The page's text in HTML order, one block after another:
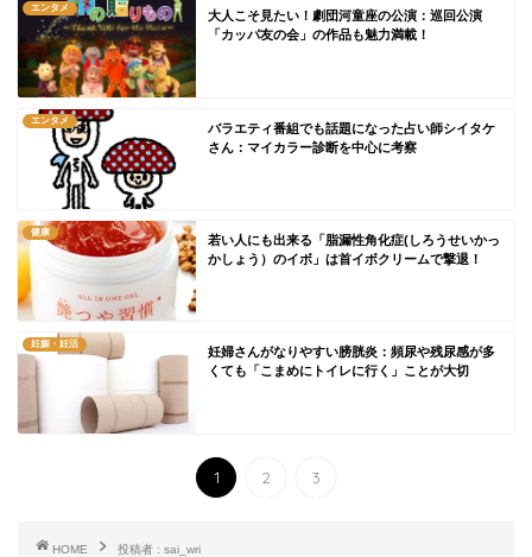
エンタメ
大人こそ見たい！劇団河童座の公演：巡回公演
「カッパ友の会」の作品も魅力満載！
エンタメ
バラエティ番組でも話題になった占い師シイタケ
さん：マイカラー診断を中心に考察
健康
若い人にも出来る「脂漏性角化症(しろうせいかっ
かしょう）のイボ」は首イボクリームで撃退！
妊娠・妊活
妊婦さんがなりやすい膀胱炎：頻尿や残尿感が多
くても「こまめにトイレに行く」ことが大切
1 2 3
HOME 投稿者 : sai_wri